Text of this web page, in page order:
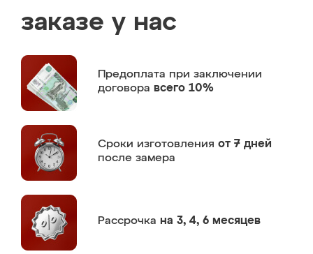
заказе у нас
Предоплата при заключении
договора всего 10%
Сроки изготовления от 7 дней
после замера
Рассрочка на 3, 4, 6 месяцев